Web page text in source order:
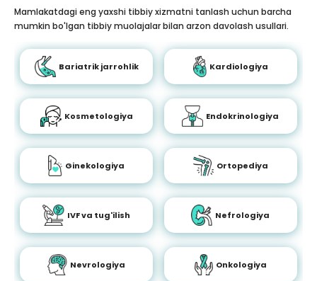
Mamlakatdagi eng yaxshi tibbiy xizmatni tanlash uchun barcha
mumkin bo'lgan tibbiy muolajalar bilan arzon davolash usullari.
Bariatrik jarrohlik Kardiologiya
Kosmetologiya Endokrinologiya
Ginekologiya Ortopediya
IVF va tug'ilish Nefrologiya
Nevrologiya Onkologiya